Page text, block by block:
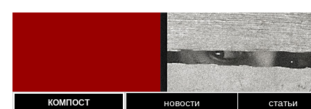
КОМПОСТ
новости статьи